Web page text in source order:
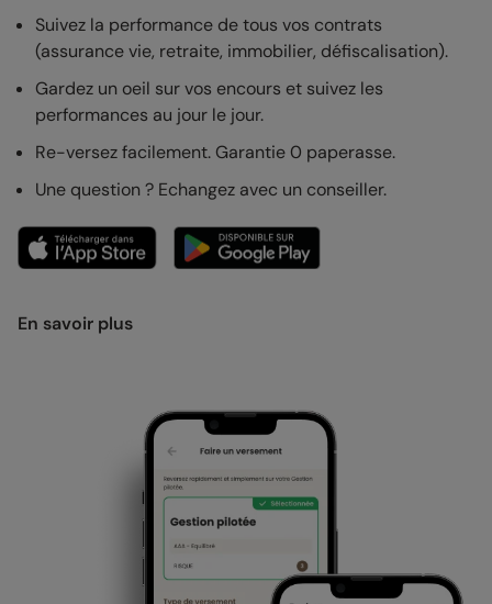
Suivez la performance de tous vos contrats
(assurance vie, retraite, immobilier, défiscalisation).
Gardez un oeil sur vos encours et suivez les
performances au jour le jour.
Re-versez facilement. Garantie 0 paperasse.
Une question ? Echangez avec un conseiller.
En savoir plus